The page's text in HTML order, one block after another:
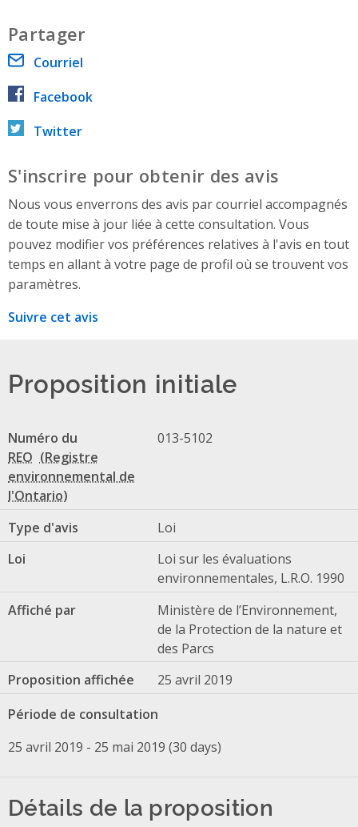
Partager
Courriel
Facebook
Twitter
S'inscrire pour obtenir des avis
Nous vous enverrons des avis par courriel accompagnés
de toute mise à jour liée à cette consultation. Vous
pouvez modifier vos préférences relatives à l'avis en tout
temps en allant à votre page de profil où se trouvent vos
paramètres.
Suivre cet avis
Proposition initiale
Numéro du
REO
013-5102
Type d'avis
Loi
Loi
Loi sur les évaluations
environnementales, L.R.O. 1990
Affiché par
Ministère de l’Environnement,
de la Protection de la nature et
des Parcs
Proposition affichée
25 avril 2019
Période de consultation
25 avril 2019 - 25 mai 2019 (30 days)
Détails de la proposition